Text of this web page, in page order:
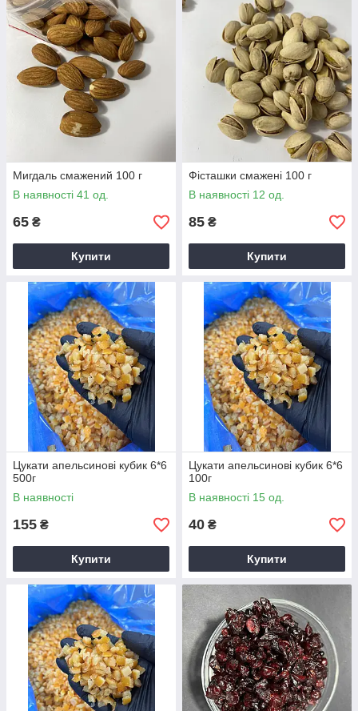
Мигдаль смажений 100 г
В наявності 41 од.
65 ₴
Купити
Фісташки смажені 100 г
В наявності 12 од.
85 ₴
Купити
Цукати апельсинові кубик 6*6
500г
В наявності
155 ₴
Купити
Цукати апельсинові кубик 6*6
100г
В наявності 15 од.
40 ₴
Купити